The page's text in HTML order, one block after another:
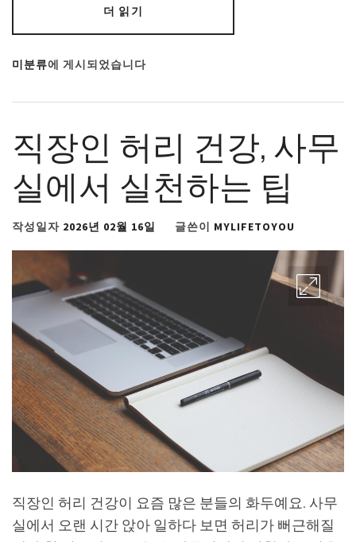
더 읽기
미분류에 게시되었습니다
직장인 허리 건강, 사무
실에서 실천하는 팁
작성일자 2026년 02월 16일 글쓴이 MYLIFETOYOU
직장인 허리 건강이 요즘 많은 분들의 화두예요. 사무
실에서 오랜 시간 앉아 일하다 보면 허리가 뻐근해질